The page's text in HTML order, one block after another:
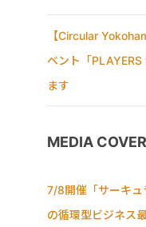
【Circular
ベント「PLAYERS
ます
MEDIA
7/8開催「サーキュ
の循環型ビジネス